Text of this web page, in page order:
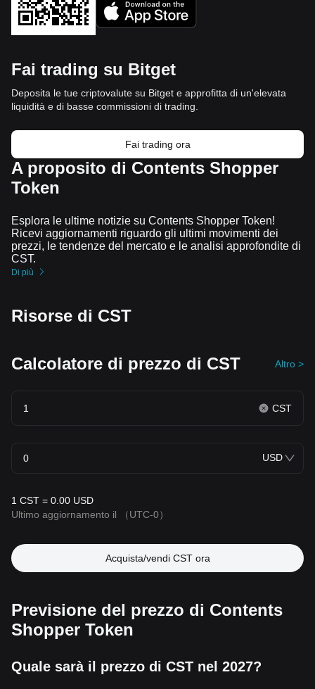
Fai trading su Bitget
Deposita le tue criptovalute su Bitget e approfitta di un'elevata
liquidità e di basse commissioni di trading.
Fai trading ora
A proposito di Contents Shopper
Token
Esplora le ultime notizie su Contents Shopper Token!
Ricevi aggiornamenti riguardo gli ultimi movimenti dei
prezzi, le tendenze del mercato e le analisi approfondite di
CST.
Di più
Risorse di CST
Calcolatore di prezzo di CST Altro >
CST
USD
1 CST = 0.00 USD
Ultimo aggiornamento il
（UTC-0）
Acquista/vendi CST ora
Previsione del prezzo di Contents
Shopper Token
Quale sarà il prezzo di CST nel 2027?